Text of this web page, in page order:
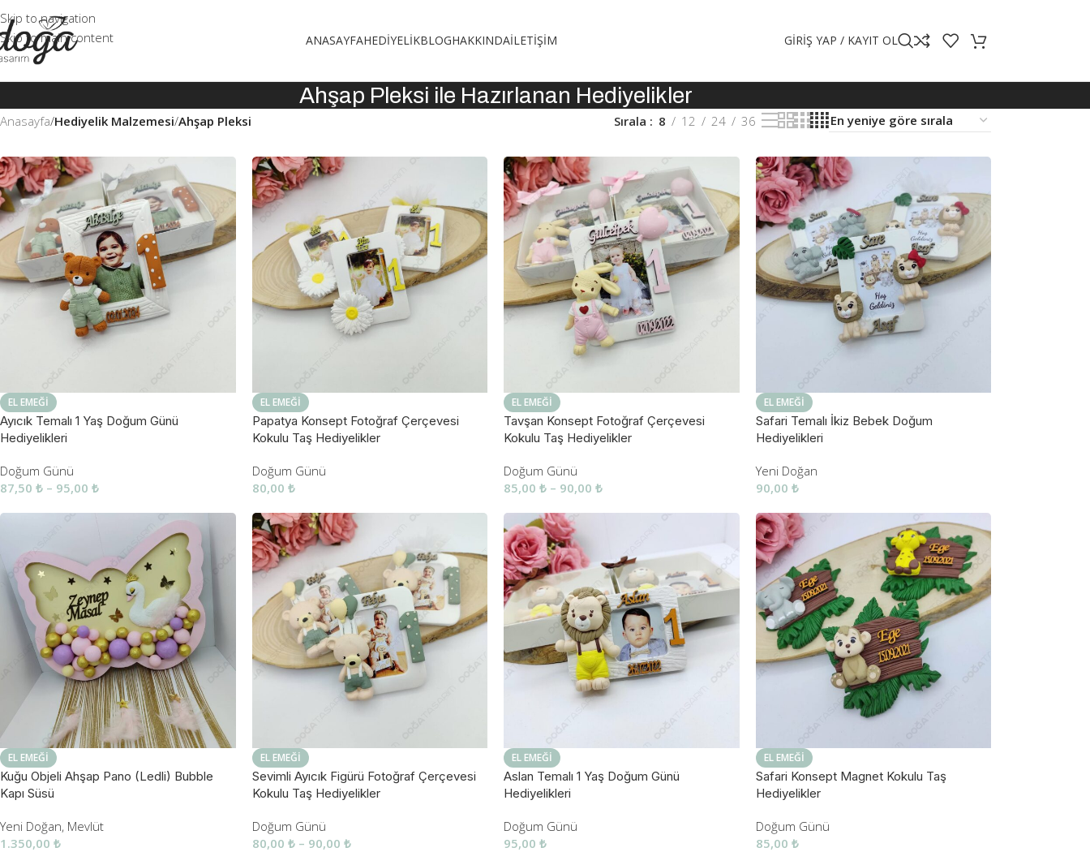
Skip to navigation
Skip to main content
ANASAYFAHEDIYELIKBLOGHAKKINDAİLETIŞIM GIRIŞ YAP / KAYIT OL
Ahşap Pleksi ile Hazırlanan Hediyelikler
Anasayfa/Hediyelik Malzemesi/Ahşap Pleksi Sırala 8 12 24 36
EL EMEĞI
Ayıcık Temalı 1 Yaş Doğum Günü
Hediyelikleri
Doğum Günü
87,50 ₺ – 95,00 ₺
EL EMEĞI
Papatya Konsept Fotoğraf Çerçevesi
Kokulu Taş Hediyelikler
Doğum Günü
80,00 ₺
EL EMEĞI
Tavşan Konsept Fotoğraf Çerçevesi
Kokulu Taş Hediyelikler
Doğum Günü
85,00 ₺ – 90,00 ₺
EL EMEĞI
Safari Temalı İkiz Bebek Doğum
Hediyelikleri
Yeni Doğan
90,00 ₺
EL EMEĞI
Kuğu Objeli Ahşap Pano (Ledli) Bubble
Kapı Süsü
Yeni Doğan, Mevlüt
1.350,00 ₺
EL EMEĞI
Sevimli Ayıcık Figürü Fotoğraf Çerçevesi
Kokulu Taş Hediyelikler
Doğum Günü
80,00 ₺ – 90,00 ₺
EL EMEĞI
Aslan Temalı 1 Yaş Doğum Günü
Hediyelikleri
Doğum Günü
95,00 ₺
EL EMEĞI
Safari Konsept Magnet Kokulu Taş
Hediyelikler
Doğum Günü
85,00 ₺